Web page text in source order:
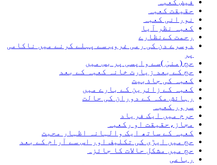
حقیقت کعبہ
نورانی کعبہ
کعبہ نظر آیا
رحمت کےنظارے
دوسرے دن کی رمی غروب سے پہلے کرنے میں ناکامی
پر
حج (منیٰ )سے واپسی پر بس میں
حج کے بعد زیارت خانہ کعبہ کے بعد
کعبہ کی جاذبیت
کعبہ کے زائرین کے بارے میں
رہائش مکہ کے دوران کی حالت
سرور کعبہ
حرم میں ایک فریاد
مجاز،حقیقت او رکعبہ
کعبہ کے ساتھ ایک والہانہ اظہار محبت
حج میں ایڑی کی تکلیف اور اس سے آرام کے بعد
حج میں مشکل حالات کا جائزہ
رباعی